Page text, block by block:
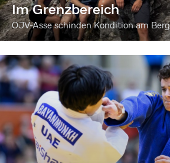
Im Grenzbereich
ÖJV-Asse schinden Kondition am Berg